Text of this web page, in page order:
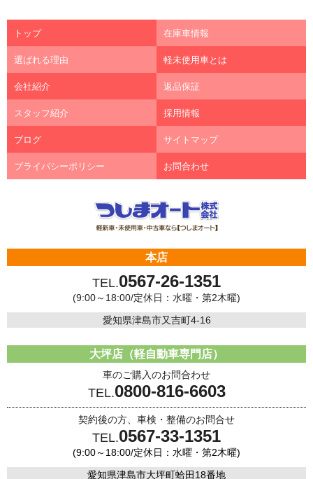
トップ 在庫車情報
選ばれる理由 軽未使用車とは
会社紹介 返品保証
スタッフ紹介 採用情報
ブログ サイトマップ
プライバシーポリシー お問合わせ
本店
TEL.0567-26-1351
(9:00～18:00/定休日：水曜・第2木曜)
愛知県津島市又吉町4-16
大坪店（軽自動車専門店）
車のご購入のお問合わせ
TEL.0800-816-6603
契約後の方、車検・整備のお問合せ
TEL.0567-33-1351
(9:00～18:00/定休日：水曜・第2木曜)
愛知県津島市大坪町蛤田18番地